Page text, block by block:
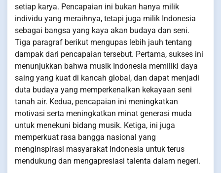
setiap karya. Pencapaian ini bukan hanya milik
individu yang meraihnya, tetapi juga milik Indonesia
sebagai bangsa yang kaya akan budaya dan seni.
Tiga paragraf berikut mengupas lebih jauh tentang
dampak dari pencapaian tersebut. Pertama, sukses ini
menunjukkan bahwa musik Indonesia memiliki daya
saing yang kuat di kancah global, dan dapat menjadi
duta budaya yang memperkenalkan kekayaan seni
tanah air. Kedua, pencapaian ini meningkatkan
motivasi serta meningkatkan minat generasi muda
untuk menekuni bidang musik. Ketiga, ini juga
memperkuat rasa bangga nasional yang
menginspirasi masyarakat Indonesia untuk terus
mendukung dan mengapresiasi talenta dalam negeri.